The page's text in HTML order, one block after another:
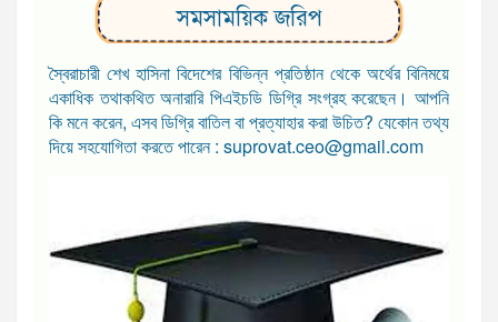
সমসাময়িক জরিপ
স্বৈরাচারী শেখ হাসিনা বিদেশের বিভিন্ন প্রতিষ্ঠান থেকে অর্থের বিনিময়ে
একাধিক তথাকথিত অনারারি পিএইচডি ডিগ্রি সংগ্রহ করেছেন। আপনি
কি মনে করেন, এসব ডিগ্রি বাতিল বা প্রত্যাহার করা উচিত? যেকোন তথ্য
দিয়ে সহযোগিতা করতে পারেন : suprovat.ceo@gmail.com